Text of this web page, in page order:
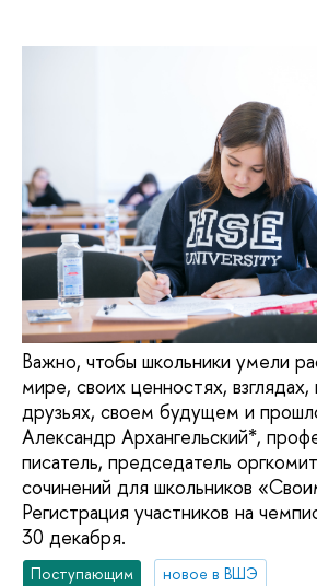
Важно, чтобы школьники умели
мире, своих ценностях,
друзьях, своем будущем и
Александр Архангельский*,
писатель, председатель
сочинений для школьников
Регистрация участников на
30 декабря.
Поступающим
новое в ВШЭ